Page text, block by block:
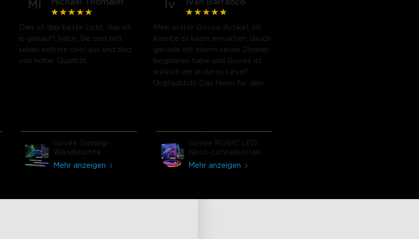
Mi Michael Thomaier
Dies ist das beste Licht, das ich
je gekauft habe. Sie sind hell,
sehen extrem cool aus und sind
von hoher Qualität.
Govee Gaming-
Wandleuchte
Mehr anzeigen
Iv Ivan Barranco
Mein erster Govee-Artikel, ich
konnte es kaum erwarten, da ich
gerade mit einem neuen Zimmer
begonnen habe und Govee ist
wirklich ein anderes Level!
Unglaublich! Das Neon für den
Govee RGBIC LED
Neon-Lichterketten
für Schreibtische
Mehr anzeigen